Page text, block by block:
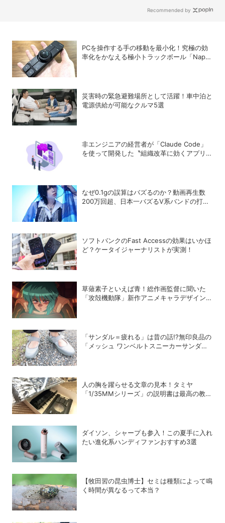
Recommended by
PCを操作する手の移動を最小化！究極の効
率化をかなえる極小トラックボール「Nape
災害時の緊急避難場所として活躍！車中泊と
電源供給が可能なクルマ5選
非エンジニアの経営者が「Claude Code」
を使って開発した〝組織改革に効くアプリ〟
なぜ0.1gの誤算はバズるのか？動画再生数
200万回超、日本一バズるV系バンドの打算
ソフトバンクのFast Accessの効果はいかほ
ど？ケータイジャーナリストが実測！
草薙素子といえば青！総作画監督に聞いた
「攻殻機動隊」新作アニメキャラデザインの
「サンダル＝疲れる」は昔の話!?無印良品の
「メッシュ ワンベルトスニーカーサンダ
人の胸を躍らせる文章の見本！タミヤ
「1/35MMシリーズ」の説明書は最高の教科
ダイソン、シャープも参入！この夏手に入れ
たい進化系ハンディファンおすすめ3選
【牧田習の昆虫博士】セミは種類によって鳴
く時間が異なるって本当？